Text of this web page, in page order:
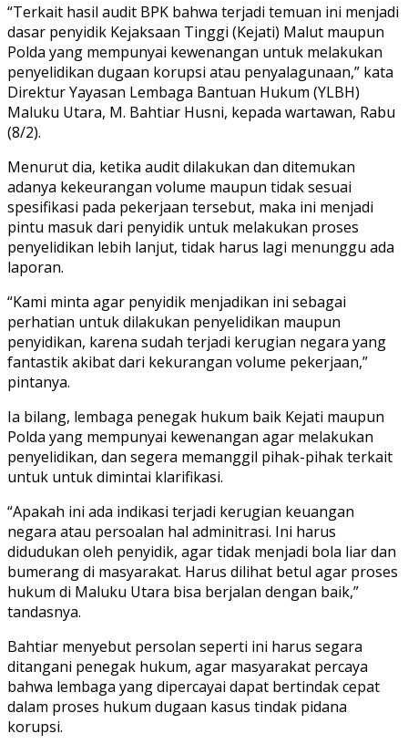
“Terkait hasil audit BPK bahwa terjadi temuan ini menjadi
dasar penyidik Kejaksaan Tinggi (Kejati) Malut maupun
Polda yang mempunyai kewenangan untuk melakukan
penyelidikan dugaan korupsi atau penyalagunaan,” kata
Direktur Yayasan Lembaga Bantuan Hukum (YLBH)
Maluku Utara, M. Bahtiar Husni, kepada wartawan, Rabu
(8/2).
Menurut dia, ketika audit dilakukan dan ditemukan
adanya kekeurangan volume maupun tidak sesuai
spesifikasi pada pekerjaan tersebut, maka ini menjadi
pintu masuk dari penyidik untuk melakukan proses
penyelidikan lebih lanjut, tidak harus lagi menunggu ada
laporan.
“Kami minta agar penyidik menjadikan ini sebagai
perhatian untuk dilakukan penyelidikan maupun
penyidikan, karena sudah terjadi kerugian negara yang
fantastik akibat dari kekurangan volume pekerjaan,”
pintanya.
Ia bilang, lembaga penegak hukum baik Kejati maupun
Polda yang mempunyai kewenangan agar melakukan
penyelidikan, dan segera memanggil pihak-pihak terkait
untuk untuk dimintai klarifikasi.
“Apakah ini ada indikasi terjadi kerugian keuangan
negara atau persoalan hal adminitrasi. Ini harus
didudukan oleh penyidik, agar tidak menjadi bola liar dan
bumerang di masyarakat. Harus dilihat betul agar proses
hukum di Maluku Utara bisa berjalan dengan baik,”
tandasnya.
Bahtiar menyebut persolan seperti ini harus segara
ditangani penegak hukum, agar masyarakat percaya
bahwa lembaga yang dipercayai dapat bertindak cepat
dalam proses hukum dugaan kasus tindak pidana
korupsi.